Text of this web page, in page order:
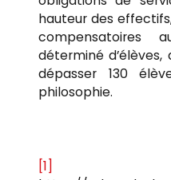
hauteur des
compensatoires
déterminé
dépasser 130
philosophie.
[1]